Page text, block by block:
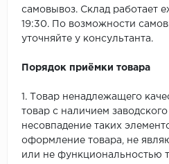
самовывоз. Склад работает
19:30. По возможности
уточняйте у консультанта.
Порядок приёмки товара
1. Товар ненадлежащего
товар с наличием
несовпадение таких
оформление товара, не
или не функциональностью